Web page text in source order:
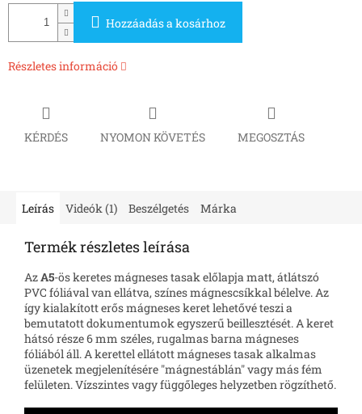
Hozzáadás a kosárhoz
Részletes információ
KÉRDÉS NYOMON KÖVETÉS MEGOSZTÁS
Leírás Videók (1) Beszélgetés Márka
Termék részletes leírása
AzA5-ös keretes mágneses tasak előlapja matt, átlátszó
PVC fóliával van ellátva, színes mágnescsíkkal bélelve. Az
így kialakított erős mágneses keret lehetővé teszi a
bemutatott dokumentumok egyszerű beillesztését. A keret
hátsó része 6 mm széles, rugalmas barna mágneses
fóliából áll. A kerettel ellátott mágneses tasak alkalmas
üzenetek megjelenítésére "mágnestáblán" vagy más fém
felületen. Vízszintes vagy függőleges helyzetben rögzíthető.